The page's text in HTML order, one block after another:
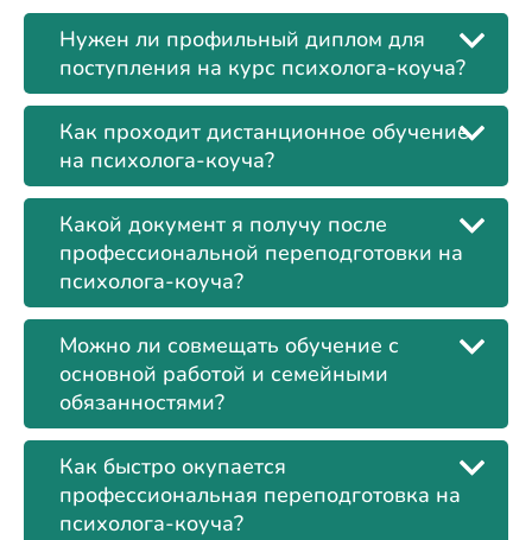
Нужен ли профильный диплом для
поступления на курс психолога-коуча?
Как проходит дистанционное обучение
на психолога-коуча?
Какой документ я получу после
профессиональной переподготовки на
психолога-коуча?
Можно ли совмещать обучение с
основной работой и семейными
обязанностями?
Как быстро окупается
профессиональная переподготовка на
психолога-коуча?